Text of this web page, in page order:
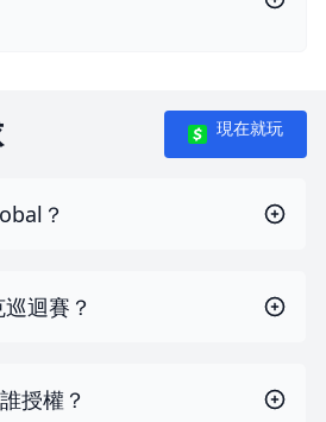
現在就玩
？
迴賽？
授權？